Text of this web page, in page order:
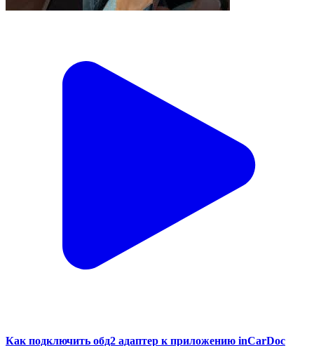
Как подключить обд2 адаптер к приложению inCarDoc